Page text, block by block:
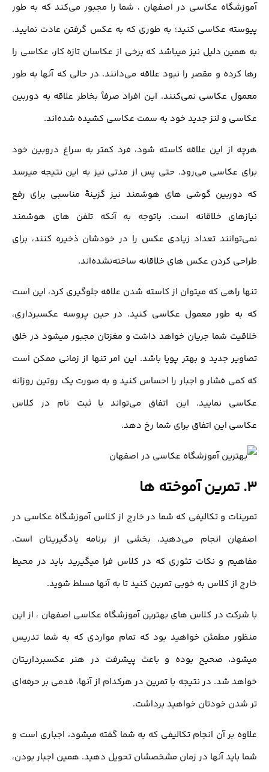
آموزشگاه عکاسی در اصفهان ، شما را مجبور می‌کند که به طور
پیوسته عکاسی کنید؛ به طوری که به عکس گرفتن عادت نمایید.
به همین دلیل نیز میباشد که برخی از عکاسان تازه کار، عکاسی را
رها کرده و مقصر را نبود علاقه می‌دانند. در حالی که آنها به طور
معمول عکاسی نمی‌کنند. این افراد صرفاً بخاطر علاقه به دوربین
عکاسی و لنز جدید خود به سمت عکاسی کشیده شده‌اند.
هرچه از این علاقه کاسته شود، فرد کمتر به سراغ دروبین خود
برای عکاسی می‌رود. حتی پس از مدتی نیز به این نتیجه میرسد
که دوربین گوشی های هوشمند نیز گزینۀ مناسبی برای رفع
نیازهای خلاقانه است. باتوجه به آنکه تلفن های هوشمند
نمی‌توانند تعداد زیادی عکس را در خودشان ذخیره کنند، برای
طراحی کردن عکس های خلاقانه ساخته‌نشده‌اند.
تنها راهی که میتوان از کاسته شدن علاقه جلوگیری کرد، این است
که به طور معمول عکاسی کنید. در حین پروسه عکسبرداری،
خلاقیت شما جریان خواهد داشت و مغزتان مجبور میشود در خلق
تصاویر جدید و بهتر پویا باشد. این امر تنها از زمانی ممکن است
که کمی فشار و اجبار را احساس کنید و به صورت یک روتین روزانه
عکاسی نمایید. این اتفاق می‌تواند با ثبت نام در کلاس
عکاسی این اتفاق برای شما رخ دهد.
تمرینات و تکالیفی که شما در خارج از کلاس آموزشگاه عکاسی در
اصفهان انجام می‌دهید، بخشی از برنامه یادگیریتان است.
مفاهیم و نکات تئوری که در کلاس فرا میگیرید باید در محیط
خارج از کلاس به خوبی تمرین کنید تا به آنها مسلط شوید.
با شرکت در کلاس های بهترین آموزشگاه عکاسی اصفهان ، از این
منظور مطمئن خواهید بود که تمام مواردی که به شما تدریس
میشود، صحیح بوده و باعث پیشرفت در هنر عکسبرداریتان
خواهد شد. در نتیجه با تمرین در هرکدام از آنها، قدمی بر حرفه‌ای
تر شدن خودتان خواهید برداشت.
علاوه بر آن انجام تکالیفی که به شما گفته میشود، اجباری است و
شما باید آنها در زمان مشخصشان تحویل دهید. همین اجبار بودن،